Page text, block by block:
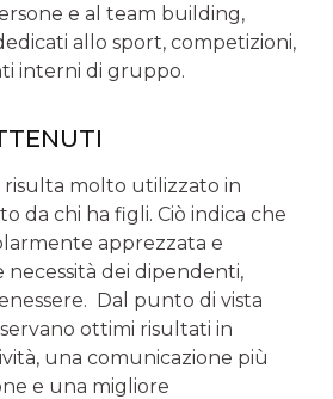
e al team building,
allo sport, competizioni,
interni di gruppo.
risulta molto utilizzato in
da chi ha figli. Ciò indica che
apprezzata e
necessità dei dipendenti,
Dal punto di vista
ottimi risultati in
una comunicazione più
e una migliore